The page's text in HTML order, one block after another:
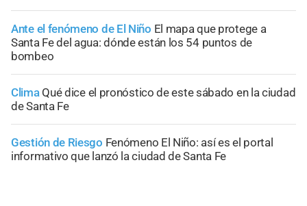
Ante el fenómeno de El Niño El mapa que protege a
Santa Fe del agua: dónde están los 54 puntos de
bombeo
Clima Qué dice el pronóstico de este sábado en la ciudad
de Santa Fe
Gestión de Riesgo Fenómeno El Niño: así es el portal
informativo que lanzó la ciudad de Santa Fe